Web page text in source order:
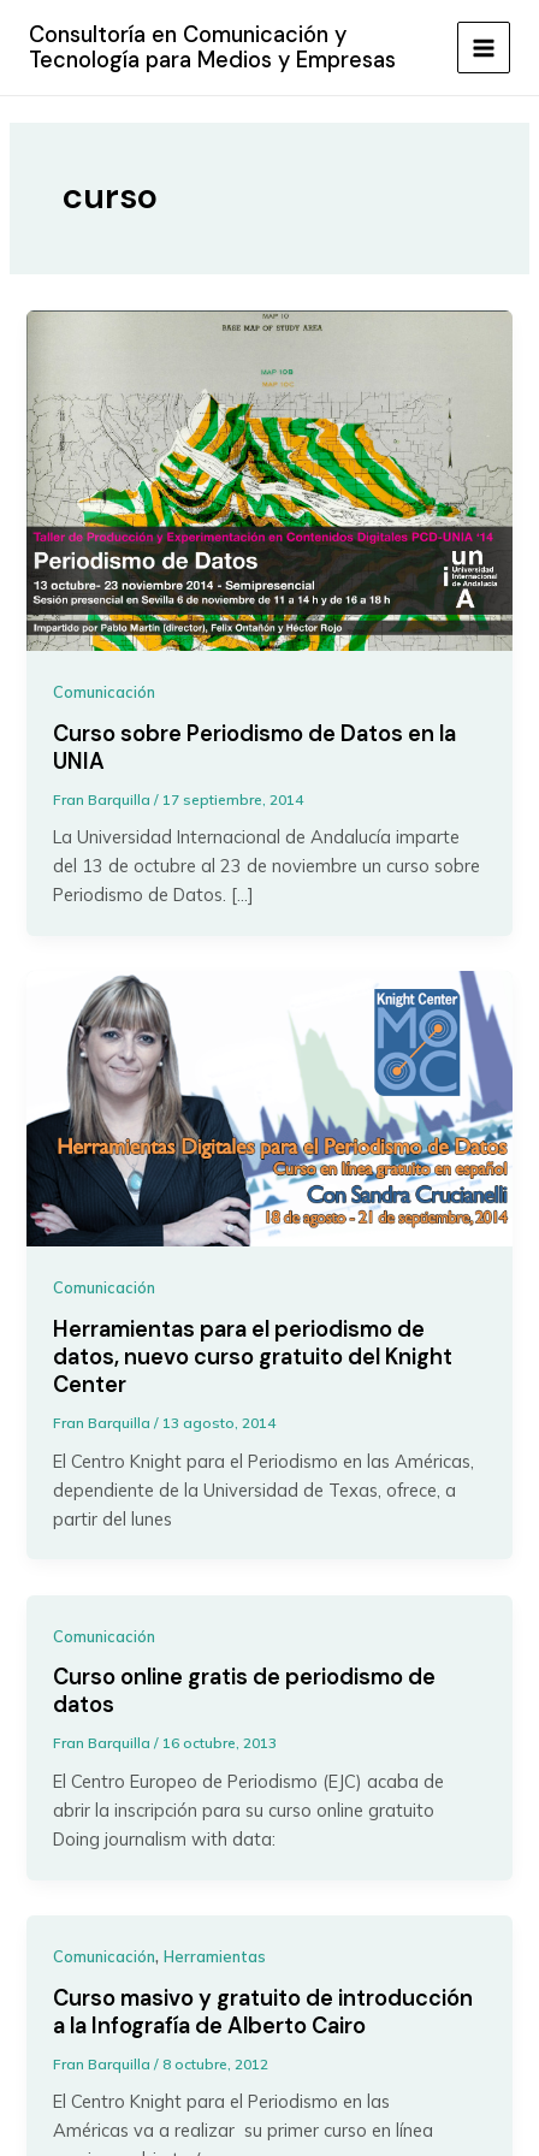
contenido
Consultoría en Comunicación y
Tecnología para Medios y Empresas
MAIN
curso
Comunicación
Curso sobre Periodismo de Datos en la
UNIA
Fran Barquilla/ 17 septiembre, 2014
La Universidad Internacional de Andalucía imparte
del 13 de octubre al 23 de noviembre un curso sobre
Periodismo de Datos. […]
Comunicación
Herramientas para el periodismo de
datos, nuevo curso gratuito del Knight
Center
Fran Barquilla/ 13 agosto, 2014
El Centro Knight para el Periodismo en las Américas,
dependiente de la Universidad de Texas, ofrece, a
partir del lunes
Comunicación
Curso online gratis de periodismo de
datos
Fran Barquilla/ 16 octubre, 2013
El Centro Europeo de Periodismo (EJC) acaba de
abrir la inscripción para su curso online gratuito
Doing journalism with data:
Comunicación,Herramientas
Curso masivo y gratuito de introducción
a la Infografía de Alberto Cairo
Fran Barquilla/8 octubre, 2012
El Centro Knight para el Periodismo en las
Américas va a realizar su primer curso en línea